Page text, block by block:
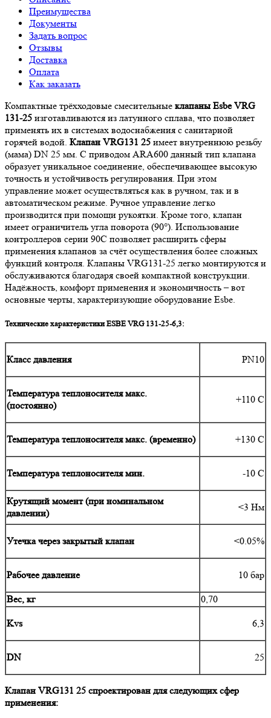
Преимущества
Документы
Задать вопрос
Отзывы
Доставка
Оплата
Как заказать
Компактные трёхходовые смесительные клапаны Esbe VRG
131-25 изготавливаются из латунного сплава, что позволяет
применять их в системах водоснабжения с санитарной
горячей водой. Клапан VRG131 25 имеет внутреннюю резьбу
(мама) DN 25 мм. С приводом ARA600 данный тип клапана
образует уникальное соединение, обеспечивающее высокую
точность и устойчивость регулирования. При этом
управление может осуществляться как в ручном, так и в
автоматическом режиме. Ручное управление легко
производится при помощи рукоятки. Кроме того, клапан
имеет ограничитель угла поворота (90°). Использование
контроллеров серии 90C позволяет расширить сферы
применения клапанов за счёт осуществления более сложных
функций контроля. Клапаны VRG131-25 легко монтируются и
обслуживаются благодаря своей компактной конструкции.
Надёжность, комфорт применения и экономичность – вот
основные черты, характеризующие оборудование Esbe.
Технические характеристики ESBE VRG 131-25-6,3:
Класс давления PN10
Температура теплоносителя макс.
(постоянно)
+110 С
Температура теплоносителя макс. (временно) +130 С
Температура теплоносителя мин. -10 С
Крутящий момент (при номинальном
давлении)
<3 Нм
Утечка через закрытый клапан <0.05%
Рабочее давление 10 бар
Вес, кг 0,70
Kvs 6,3
DN 25
Клапан VRG131 25 спроектирован для следующих сфер
применения: